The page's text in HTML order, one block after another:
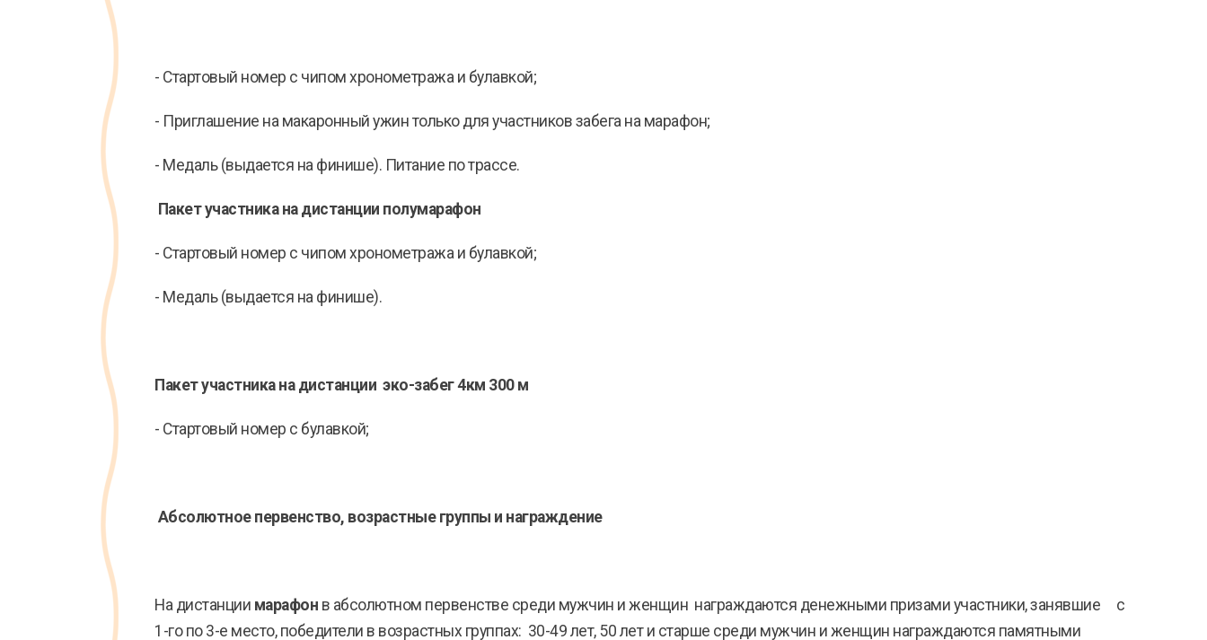
- Стартовый номер с чипом хронометража и булавкой;
- Приглашение на макаронный ужин только для участников забега на марафон;
- Медаль (выдается на финише). Питание по трассе.
Пакет участника на дистанции полумарафон
- Стартовый номер с чипом хронометража и булавкой;
- Медаль (выдается на финише).
Пакет участника на дистанции эко-забег 4км 300 м
- Стартовый номер с булавкой;
Абсолютное первенство, возрастные группы и награждение
На дистанции марафон в абсолютном первенстве среди мужчин и женщин награждаются денежными призами участники, занявшие с
1-го по 3-е место, победители в возрастных группах: 30-49 лет, 50 лет и старше среди мужчин и женщин награждаются памятными